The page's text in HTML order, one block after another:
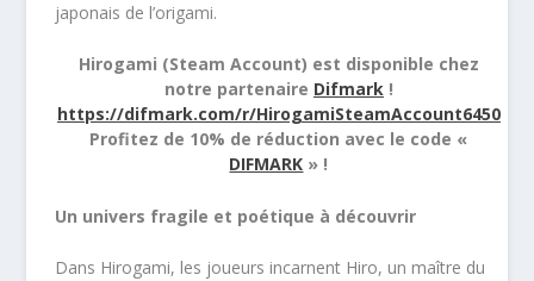
japonais de l’origami.
Hirogami (Steam Account) est disponible chez
notre partenaire Difmark!
https://difmark.com/r/HirogamiSteamAccount6450
Profitez de 10% de réduction avec le code «
DIFMARK » !
Un univers fragile et poétique à découvrir
Dans Hirogami, les joueurs incarnent Hiro, un maître du